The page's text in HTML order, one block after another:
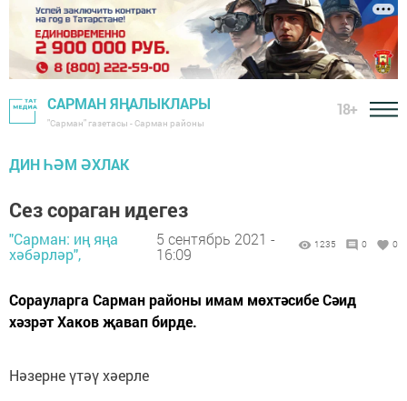
САРМАН ЯҢАЛЫКЛАРЫ
"Сарман" газетасы - Сарман районы
18+
ДИН ҺӘМ ӘХЛАК
Сез сораган идегез
"Сарман: иң яңа
хәбәрләр",
5 сентябрь 2021 -
16:09
1235 0 0
Сорауларга Сарман районы имам мөхтәсибе Сәид
хәзрәт Хаков җавап бирде.
Нәзерне үтәү хәерле